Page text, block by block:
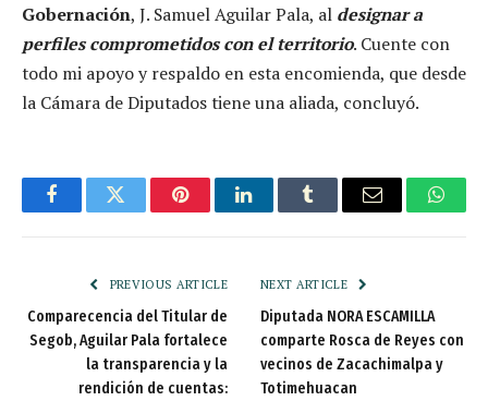
Gobernación, J. Samuel Aguilar Pala, al designar a
perfiles comprometidos con el territorio. Cuente con
todo mi apoyo y respaldo en esta encomienda, que desde
la Cámara de Diputados tiene una aliada, concluyó.
FacebookTwitter PinterestLinkedInTumblr Email
PREVIOUS ARTICLE
Comparecencia del Titular de
Segob, Aguilar Pala fortalece
la transparencia y la
rendición de cuentas:
NEXT ARTICLE
Diputada NORA ESCAMILLA
comparte Rosca de Reyes con
vecinos de Zacachimalpa y
Totimehuacan